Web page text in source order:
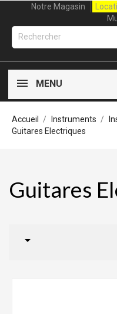
Notre Magasin
MENU
Accueil Instruments
Guitares Electriques
Guitares
